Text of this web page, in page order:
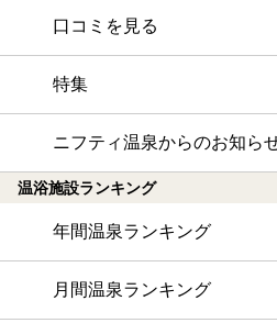
口コミを見る
特集
ニフティ温泉からのお知ら
温浴施設ランキング
年間温泉ランキング
月間温泉ランキング